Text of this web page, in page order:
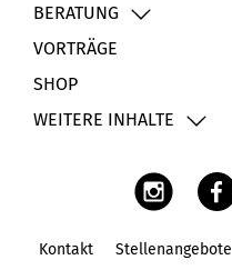
BERATUNG
VORTRÄGE
SHOP
WEITERE INHALTE
Kontakt Stellenangebote